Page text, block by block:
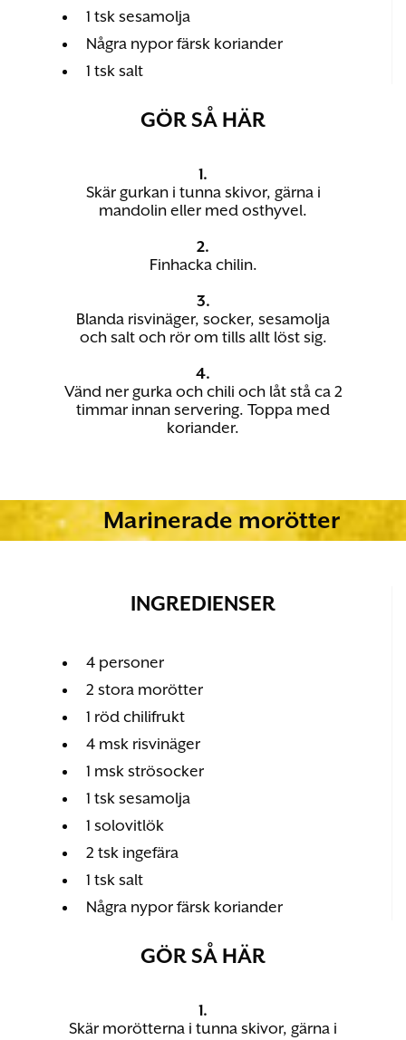
1 tsk sesamolja
Några nypor färsk koriander
1 tsk salt
GÖR SÅ HÄR
1.
Skär gurkan i tunna skivor, gärna i
mandolin eller med osthyvel.
2.
Finhacka chilin.
3.
Blanda risvinäger, socker, sesamolja
och salt och rör om tills allt löst sig.
4.
Vänd ner gurka och chili och låt stå ca 2
timmar innan servering. Toppa med
koriander.
Marinerade morötter
INGREDIENSER
4 personer
2 stora morötter
1 röd chilifrukt
4 msk risvinäger
1 msk strösocker
1 tsk sesamolja
1 solovitlök
2 tsk ingefära
1 tsk salt
Några nypor färsk koriander
GÖR SÅ HÄR
1.
Skär morötterna i tunna skivor, gärna i